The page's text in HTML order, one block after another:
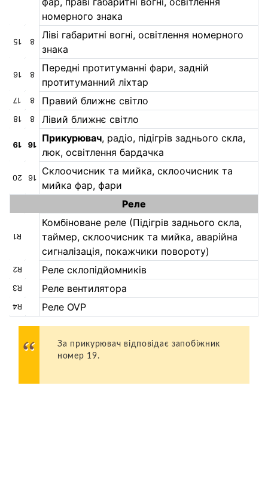
номерного знака
15 8
Ліві габаритні вогні, освітлення номерного
знака
16 8
Передні протитуманні фари, задній
протитуманний ліхтар
17 8 Правий ближнє світло
18 8 Лівий ближнє світло
19 16
Прикурювач, радіо, підігрів заднього скла,
люк, освітлення бардачка
20 16
Склоочисник та мийка, склоочисник та
мийка фар, фари
Реле
R1
Комбіноване реле (Підігрів заднього скла,
таймер, склоочисник та мийка, аварійна
сигналізація, покажчики повороту)
R2 Реле склопідйомників
R3 Реле вентилятора
R4 Реле OVP
За прикурювач відповідає запобіжник
номер 19.